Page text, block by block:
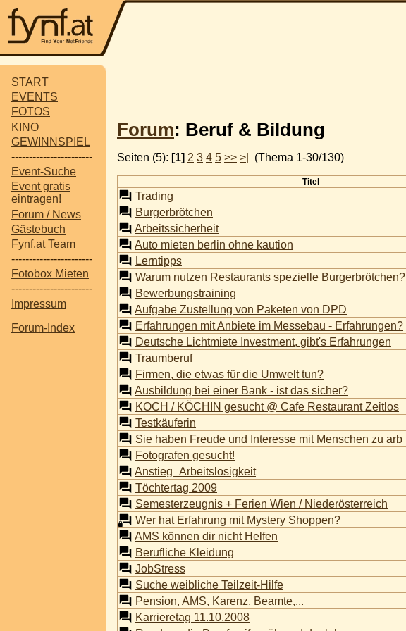
START
EVENTS
FOTOS
KINO
GEWINNSPIEL
-----------------------
Event-Suche
Event gratis
eintragen!
Forum / News
Gästebuch
Fynf.at Team
-----------------------
Fotobox Mieten
-----------------------
Impressum
Forum-Index
Forum: Beruf & Bildung
Seiten (5): [1] 2 3 4 5 >> >| (Thema 1-30/130)
Titel
Trading
Burgerbrötchen
Arbeitssicherheit
Auto mieten berlin ohne kaution
Lerntipps
Warum nutzen Restaurants spezielle Burgerbrötchen?
Bewerbungstraining
Aufgabe Zustellung von Paketen von DPD
Erfahrungen mit Anbiete im Messebau - Erfahrungen?
Deutsche Lichtmiete Investment, gibt's Erfahrungen
Traumberuf
Firmen, die etwas für die Umwelt tun?
Ausbildung bei einer Bank - ist das sicher?
KOCH / KÖCHIN gesucht @ Cafe Restaurant Zeitlos
Testkäuferin
Sie haben Freude und Interesse mit Menschen zu arb
Fotografen gesucht!
Anstieg_Arbeitslosigkeit
Töchtertag 2009
Semesterzeugnis + Ferien Wien / Niederösterreich
Wer hat Erfahrung mit Mystery Shoppen?
AMS können dir nicht Helfen
Berufliche Kleidung
JobStress
Suche weibliche Teilzeit-Hilfe
Pension, AMS, Karenz, Beamte,...
Karrieretag 11.10.2008